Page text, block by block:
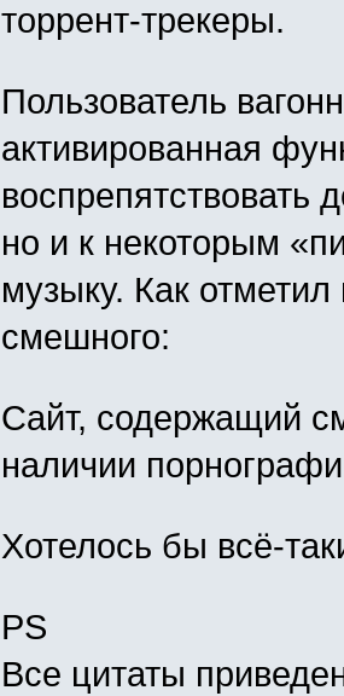
торрент-трекеры.
Пользователь
активированная
воспрепятствовать
но и к некоторым
музыку. Как
смешного:
Сайт, содержащий
наличии
Хотелось бы всё-
PS
Все цитаты